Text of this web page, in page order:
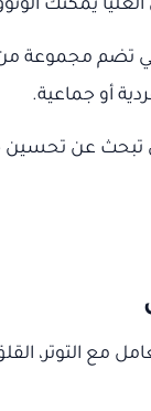
يمكنك
تضم
أو جماعية.
حتى تبحث عن
مع التوتر،